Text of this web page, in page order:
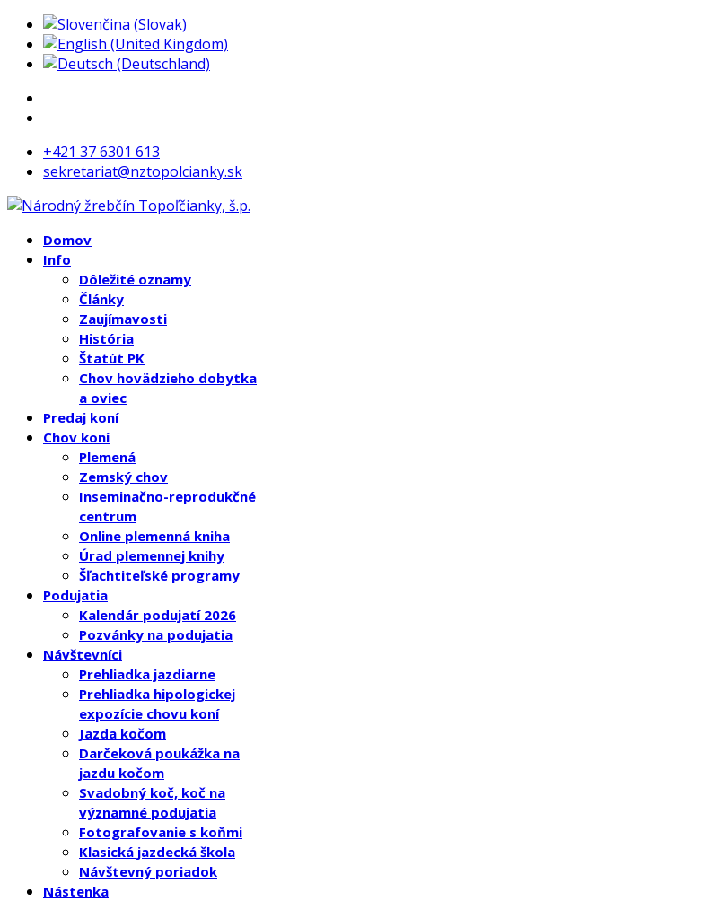
+421 37 6301 613
sekretariat@nztopolcianky.sk
Domov
Info
Dôležité oznamy
Články
Zaujímavosti
História
Štatút PK
Chov hovädzieho dobytka
a oviec
Predaj koní
Chov koní
Plemená
Zemský chov
Inseminačno-reprodukčné
centrum
Online plemenná kniha
Úrad plemennej knihy
Šľachtiteľské programy
Podujatia
Kalendár podujatí 2026
Pozvánky na podujatia
Návštevníci
Prehliadka jazdiarne
Prehliadka hipologickej
expozície chovu koní
Jazda kočom
Darčeková poukážka na
jazdu kočom
Svadobný koč, koč na
významné podujatia
Fotografovanie s koňmi
Klasická jazdecká škola
Návštevný poriadok
Nástenka